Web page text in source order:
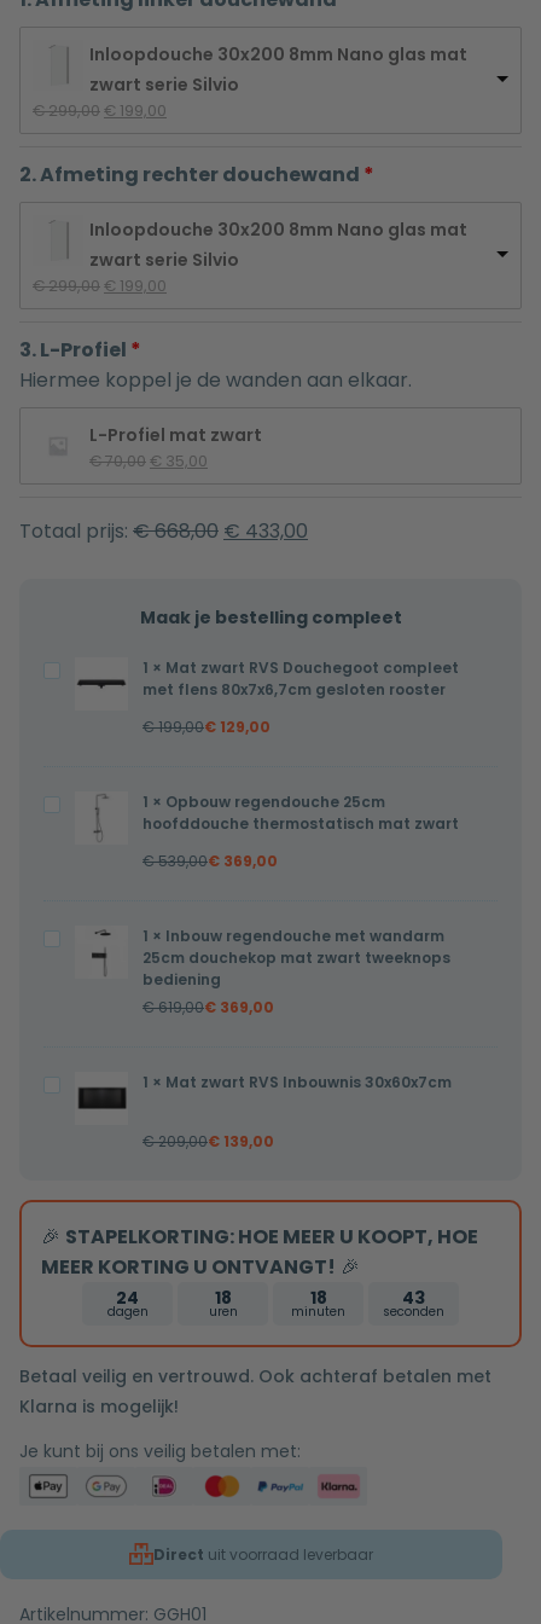
Inloopdouche 30x200 8mm Nano glas mat
zwart serie Silvio
€ 299,00Oorspronkelijke
€ 299,00.
€ 199,00
€ 199,00.
2. Afmeting rechter douchewand
Inloopdouche 30x200 8mm Nano glas mat
zwart serie Silvio
€ 299,00Oorspronkelijke
€ 299,00.
€ 199,00
3. L-Profiel
Hiermee koppel je de wanden aan elkaar.
L-Profiel mat zwart
€ 70,00Oorspronkelijke
€ 70,00.
€ 35,00
€ 35,00.
Totaal prijs: €668,00 € 433,00
Maak je bestelling compleet
Mat
compleet
met
rooster
1 × Mat zwart RVS Douchegoot compleet
met flens 80x7x6,7cm gesloten rooster
€199,00€ 129,00
Opbouw
regendouche
thermostatisch
mat
1 × Opbouw regendouche 25cm
hoofddouche thermostatisch mat zwart
€539,00€ 369,00
Inbouw
regendouche
douchekop
1 × Inbouw regendouche met wandarm
25cm douchekop mat zwart tweeknops
bediening
€619,00€ 369,00
Mat
zwart
30x60x7cm
1 × Mat zwart RVS Inbouwnis 30x60x7cm
€209,00€ 139,00
🎉 STAPELKORTING: HOE MEER U KOOPT, HOE
MEER KORTING U ONTVANGT! 🎉
24
dagen
18
uren
18
minuten
43
seconden
Betaal veilig en vertrouwd. Ook achteraf betalen met
Klarna is mogelijk!
Je kunt bij ons veilig betalen met:
Direct uit voorraad leverbaar
Artikelnummer: GGH01